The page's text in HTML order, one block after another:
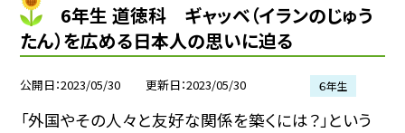
6年生 道徳科 ギャッベ（イランのじゅう
たん）を広める日本人の思いに迫る
公開日 2023/05/30 更新日 2023/05/30 ６年生
「外国やその人々と友好な関係を築くには？」という